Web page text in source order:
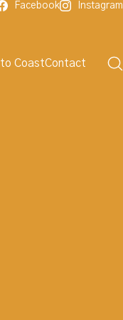
Facebook Instagram
CoastContact